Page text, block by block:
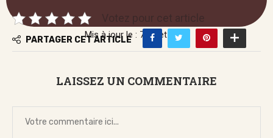
Mis à jour le : 7 juillet 2026
Votez pour cet article
PARTAGER CET ARTICLE
LAISSEZ UN COMMENTAIRE